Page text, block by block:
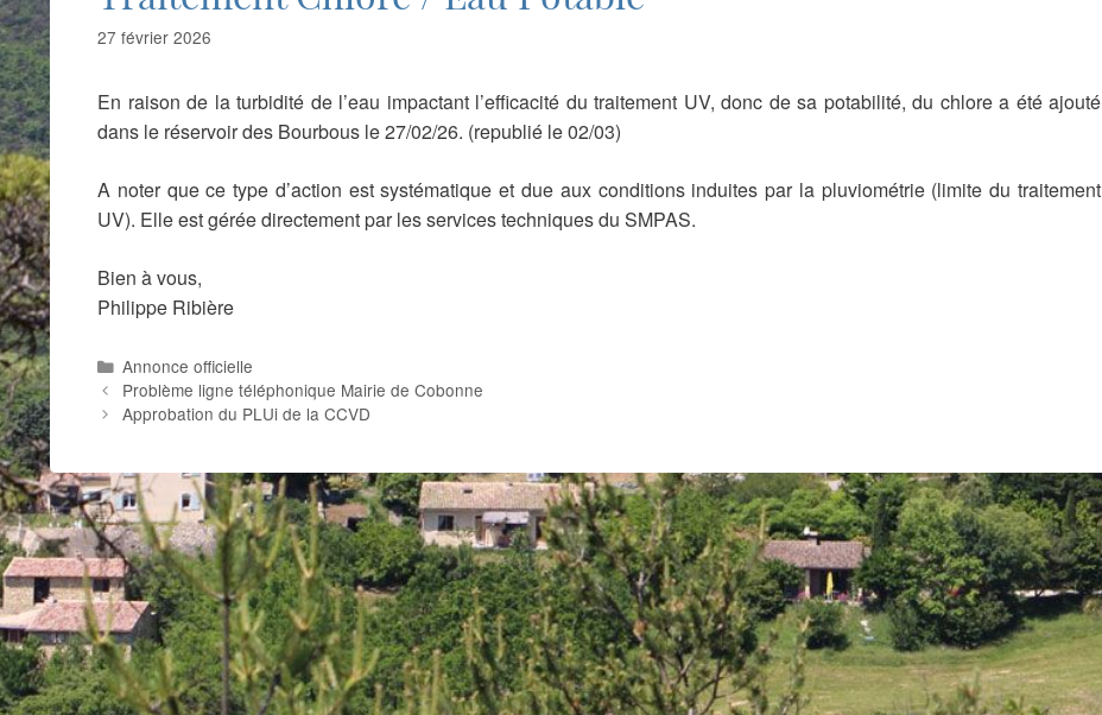
27 février 2026
En raison de la turbidité de l’eau impactant l’efficacité du traitement UV, donc de sa potabilité, du chlore a été ajouté
dans le réservoir des Bourbous le 27/02/26. (republié le 02/03)
A noter que ce type d’action est systématique et due aux conditions induites par la pluviométrie (limite du traitement
UV). Elle estgérée directement par les services techniques du SMPAS.
Bien à vous,
Philippe Ribière
Catégories
Annonce officielle
Problème ligne téléphonique Mairie de Cobonne
Approbation du PLUi de la CCVD